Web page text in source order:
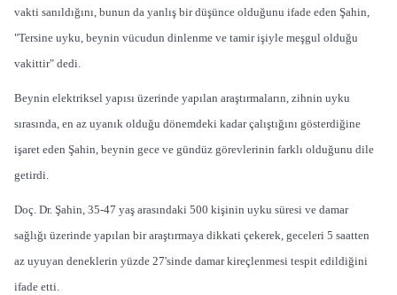
vakti sanıldığını, bunun da yanlış bir düşünce olduğunu ifade eden Şahin,
"Tersine uyku, beynin vücudun dinlenme ve tamir işiyle meşgul olduğu
vakittir" dedi.
Beynin elektriksel yapısı üzerinde yapılan araştırmaların, zihnin uyku
sırasında, en az uyanık olduğu dönemdeki kadar çalıştığını gösterdiğine
işaret eden Şahin, beynin gece ve gündüz görevlerinin farklı olduğunu dile
getirdi.
Doç. Dr. Şahin, 35-47 yaş arasındaki 500 kişinin uyku süresi ve damar
sağlığı üzerinde yapılan bir araştırmaya dikkati çekerek, geceleri 5 saatten
az uyuyan deneklerin yüzde 27'sinde damar kireçlenmesi tespit edildiğini
ifade etti.